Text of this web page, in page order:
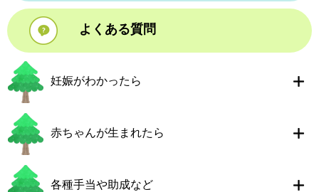
よくある質問
妊娠がわかったら
赤ちゃんが生まれたら
各種手当や助成など